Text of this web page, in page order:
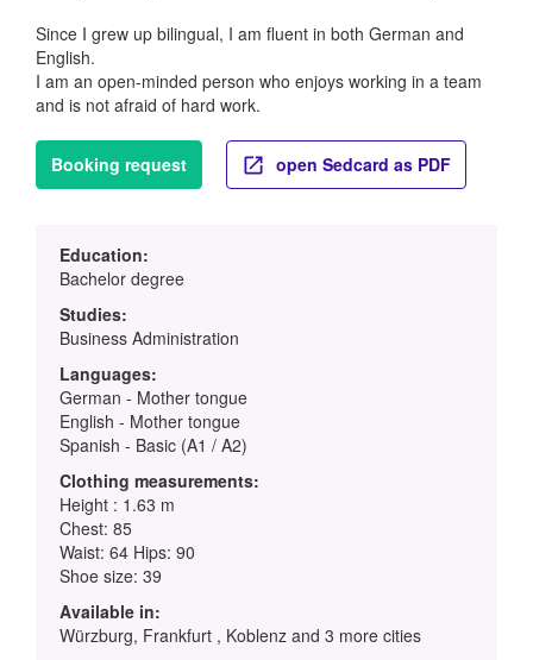
Since I grew up bilingual, I am fluent in both German and
English.
I am an open-minded person who enjoys working in a team
and is not afraid of hard work.
Booking request open Sedcard as PDF
Education:
Bachelor degree
Studies:
Business Administration
Languages:
German - Mother tongue
English - Mother tongue
Spanish - Basic (A1 / A2)
Clothing measurements:
Height : 1.63 m
Chest: 85
Waist: 64 Hips: 90
Shoe size: 39
Available in:
Würzburg, Frankfurt , Koblenz and 3 more cities